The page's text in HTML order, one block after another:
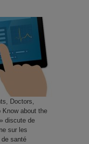
Doctors,
Know about the
discute de
sur les
de santé